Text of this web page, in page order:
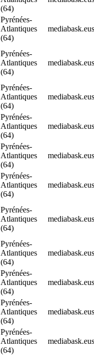
(64)
Pyrénées-
Atlantiques
(64)
mediabask.eus
Pyrénées-
Atlantiques
(64)
mediabask.eus
Pyrénées-
Atlantiques
(64)
mediabask.eus
Pyrénées-
Atlantiques
(64)
mediabask.eus
Pyrénées-
Atlantiques
(64)
mediabask.eus
Pyrénées-
Atlantiques
(64)
mediabask.eus
Pyrénées-
Atlantiques
(64)
mediabask.eus
Pyrénées-
Atlantiques
(64)
mediabask.eus
Pyrénées-
Atlantiques
(64)
mediabask.eus
Pyrénées-
Atlantiques
(64)
mediabask.eus
Pyrénées-
Atlantiques
(64)
mediabask.eus